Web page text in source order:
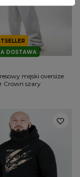
DOSTAWA
męski oversize
Crown szary